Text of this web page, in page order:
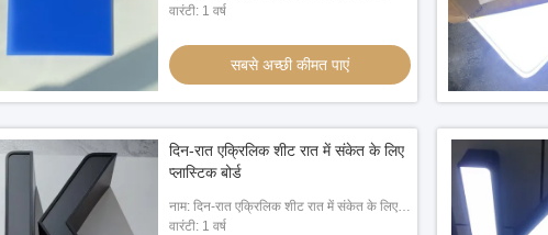
ऐक्रेलिक शीट
वारंटी: 1 वर्ष
सबसे अच्छी कीमत पाएं
दिन-रात एक्रिलिक शीट रात में संकेत के लिए
प्लास्टिक बोर्ड
नाम: दिन-रात एक्रिलिक शीट रात में संकेत के लिए
प्लास्टिक बोर्ड
वारंटी: 1 वर्ष